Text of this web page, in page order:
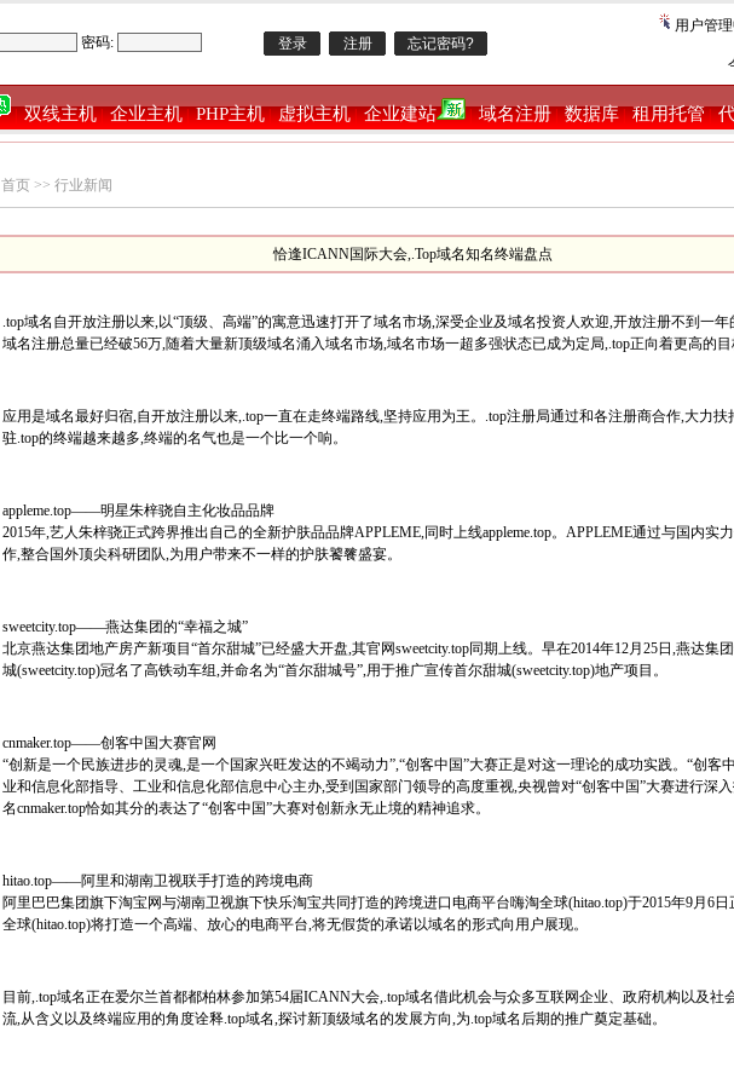
密码:
用户管
|双线主机|企业主机|PHP主机|虚拟主机|企业建站 |域名注册|数据库|租用托管|
首页 >> 行业新闻
恰逢ICANN国际大会,.Top域名知名终端盘点
.top域名自开放注册以来,以“顶级、高端”的寓意迅速打开了域名市场,深受企业及域名投资人欢迎,开放注册不到一年
域名注册总量已经破56万,随着大量新顶级域名涌入域名市场,域名市场一超多强状态已成为定局,.top正向着更高的目
应用是域名最好归宿,自开放注册以来,.top一直在走终端路线,坚持应用为王。.top注册局通过和各注册商合作,大力扶
驻.top的终端越来越多,终端的名气也是一个比一个响。
appleme.top——明星朱梓骁自主化妆品品牌
2015年,艺人朱梓骁正式跨界推出自己的全新护肤品品牌APPLEME,同时上线appleme.top。APPLEME通过与国内实
作,整合国外顶尖科研团队,为用户带来不一样的护肤饕餮盛宴。
sweetcity.top——燕达集团的“幸福之城”
北京燕达集团地产房产新项目“首尔甜城”已经盛大开盘,其官网sweetcity.top同期上线。早在2014年12月25日,燕达集
城(sweetcity.top)冠名了高铁动车组,并命名为“首尔甜城号”,用于推广宣传首尔甜城(sweetcity.top)地产项目。
cnmaker.top——创客中国大赛官网
“创新是一个民族进步的灵魂,是一个国家兴旺发达的不竭动力”,“创客中国”大赛正是对这一理论的成功实践。“创客
业和信息化部指导、工业和信息化部信息中心主办,受到国家部门领导的高度重视,央视曾对“创客中国”大赛进行深
名cnmaker.top恰如其分的表达了“创客中国”大赛对创新永无止境的精神追求。
hitao.top——阿里和湖南卫视联手打造的跨境电商
阿里巴巴集团旗下淘宝网与湖南卫视旗下快乐淘宝共同打造的跨境进口电商平台嗨淘全球(hitao.top)于2015年9月6
全球(hitao.top)将打造一个高端、放心的电商平台,将无假货的承诺以域名的形式向用户展现。
目前,.top域名正在爱尔兰首都都柏林参加第54届ICANN大会,.top域名借此机会与众多互联网企业、政府机构以及社
流,从含义以及终端应用的角度诠释.top域名,探讨新顶级域名的发展方向,为.top域名后期的推广奠定基础。